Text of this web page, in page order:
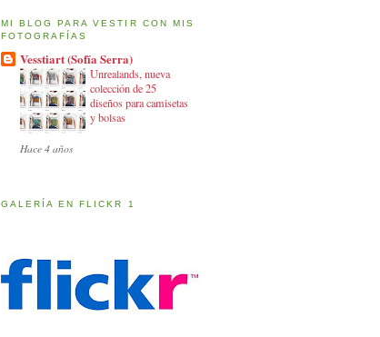
MI BLOG PARA VESTIR CON MIS
FOTOGRAFÍAS
Vesstiart (Sofía Serra)
Unrealands, nueva
colección de 25
diseños para camisetas
y bolsas
Hace 4 años
GALERÍA EN FLICKR 1